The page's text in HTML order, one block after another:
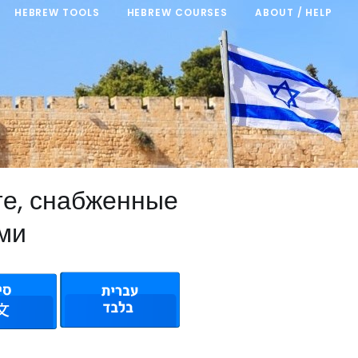
HEBREW TOOLS HEBREW COURSES ABOUT / HELP
снабженные